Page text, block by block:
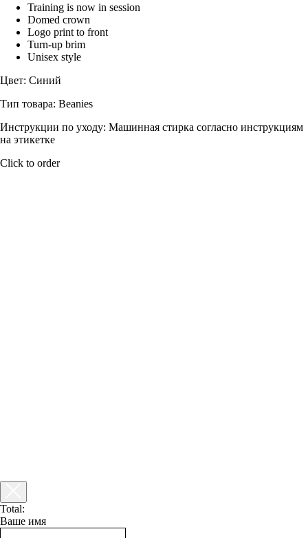
Training is now in session
Domed crown
Logo print to front
Turn-up brim
Unisex style
Цвет: Синий
Тип товара: Beanies
Инструкции по уходу: Машинная стирка согласно инструкциям
на этикетке
Click to order
Total:
Ваше имя